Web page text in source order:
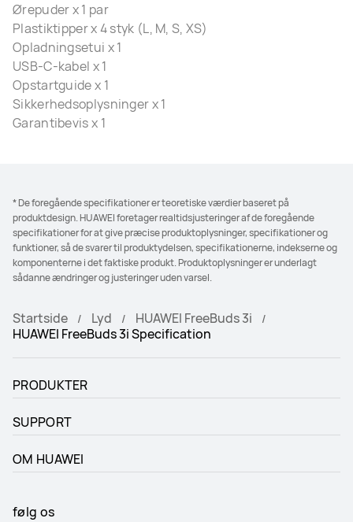
Ørepuder x 1 par
Plastiktipper x 4 styk (L, M, S, XS)
Opladningsetui x 1
USB-C-kabel x 1
Opstartguide x 1
Sikkerhedsoplysninger x 1
Garantibevis x 1
* De foregående specifikationer er teoretiske værdier baseret på
produktdesign. HUAWEI foretager realtidsjusteringer af de foregående
specifikationer for at give præcise produktoplysninger, specifikationer og
funktioner, så de svarer til produktydelsen, specifikationerne, indekserne og
komponenterne i det faktiske produkt. Produktoplysninger er underlagt
sådanne ændringer og justeringer uden varsel.
Startside Lyd
HUAWEI FreeBuds 3i
HUAWEI FreeBuds 3i Specification
PRODUKTER
SUPPORT
OM HUAWEI
følg os